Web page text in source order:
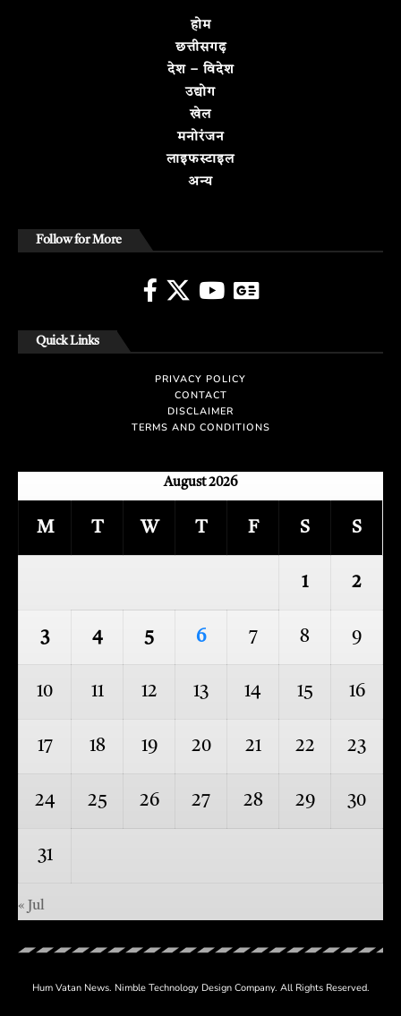
होम
छत्तीसगढ़
देश – विदेश
उद्योग
खेल
मनोरंजन
लाइफस्टाइल
अन्य
Follow for More
Quick Links
PRIVACY POLICY
CONTACT
DISCLAIMER
TERMS AND CONDITIONS
August 2026
M T W T F S S
1 2
3 4 5 6 7 8 9
10 11 12 13 14 15 16
17 18 19 20 21 22 23
24 25 26 27 28 29 30
31
« Jul
Hum Vatan News. Nimble TechnologyDesign Company. All Rights Reserved.